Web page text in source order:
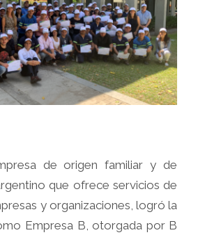
de origen familiar y de
que ofrece servicios de
y organizaciones, logró la
Empresa B, otorgada por B